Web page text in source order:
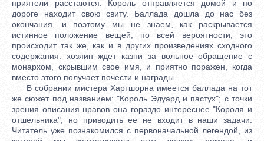
приятели расстаются. Король отправляется домой и по
дороге находит свою свиту. Баллада дошла до нас без
окончания, и поэтому мы не знаем, как раскрывается
истинное положение вещей; по всей вероятности, это
происходит так же, как и в других произведениях сходного
содержания: хозяин ждет казни за вольное обращение с
монархом, скрывшим свое имя, и приятно поражен, когда
вместо этого получает почести и награды.
В собрании мистера Хартшорна имеется баллада на тот
же сюжет под названием: "Король Эдуард и пастух"; с точки
зрения описания нравов она гораздо интереснее "Короля и
отшельника"; но приводить ее не входит в наши задачи.
Читатель уже познакомился с первоначальной легендой, из